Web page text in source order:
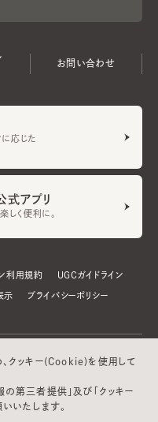
お問い合わせ
に応じた
アプリ
しく便利に。
利用規約 UGCガイドライン
示 プライバシーポリシー
クッキー(Cookie)を使用して
第三者提供」及び「クッキー
いたします。